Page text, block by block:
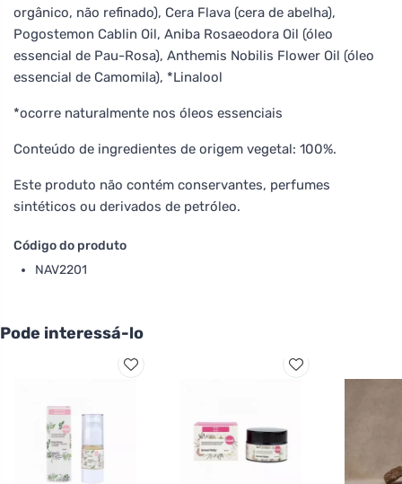
orgânico, não refinado), Cera Flava (cera de abelha),
Pogostemon Cablin Oil, Aniba Rosaeodora Oil (óleo
essencial de Pau-Rosa), Anthemis Nobilis Flower Oil (óleo
essencial de Camomila), *Linalool
*ocorre naturalmente nos óleos essenciais
Conteúdo de ingredientes de origem vegetal: 100%.
Este produto não contém conservantes, perfumes
sintéticos ou derivados de petróleo.
Código do produto
NAV2201
Pode interessá-lo